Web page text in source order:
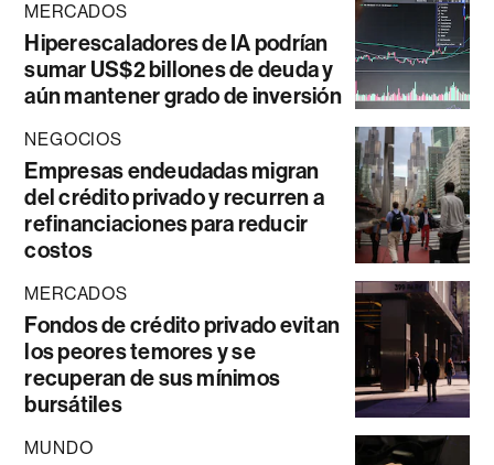
MERCADOS
Hiperescaladores de IA podrían
sumar US$2 billones de deuda y
aún mantener grado de inversión
NEGOCIOS
Empresas endeudadas migran
del crédito privado y recurren a
refinanciaciones para reducir
costos
MERCADOS
Fondos de crédito privado evitan
los peores temores y se
recuperan de sus mínimos
bursátiles
MUNDO